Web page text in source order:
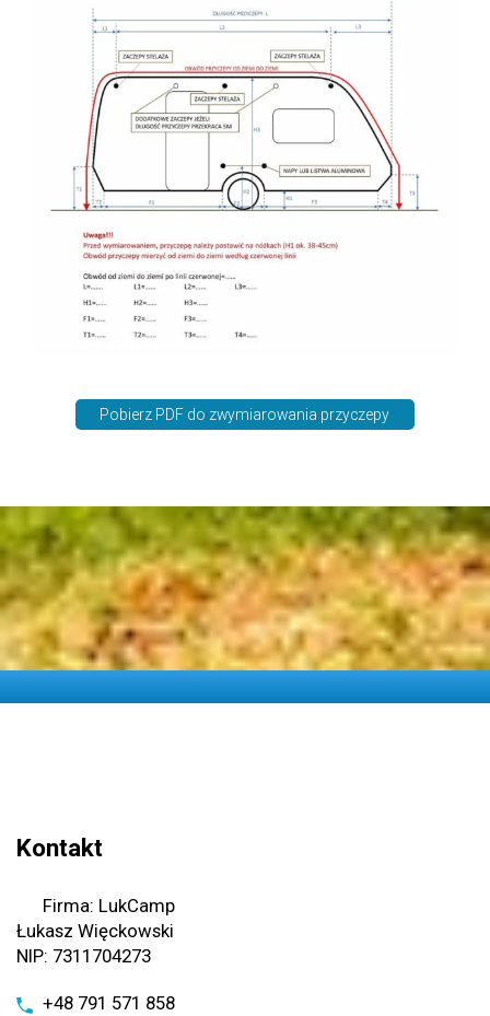
Pobierz PDF do zwymiarowania przyczepy
Kontakt
Firma: LukCamp
Łukasz Więckowski
NIP: 7311704273
+48 791 571 858